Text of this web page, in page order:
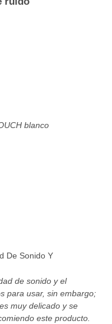
blanco
De Sonido Y
de sonido y el
para usar, sin embargo;
muy delicado y se
este producto.